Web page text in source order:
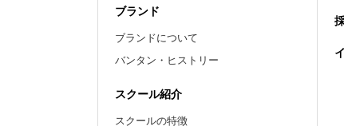
ブランド
ブランドについて
バンタン・ヒストリー
スクール紹介
スクールの特徴